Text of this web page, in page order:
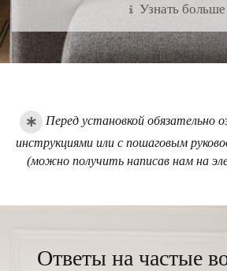
Узнать больше
Узнать больше
Перед установкой обязательно
инструкциями или с пошаговым
(можно получить написав нам на
Ответы на частые